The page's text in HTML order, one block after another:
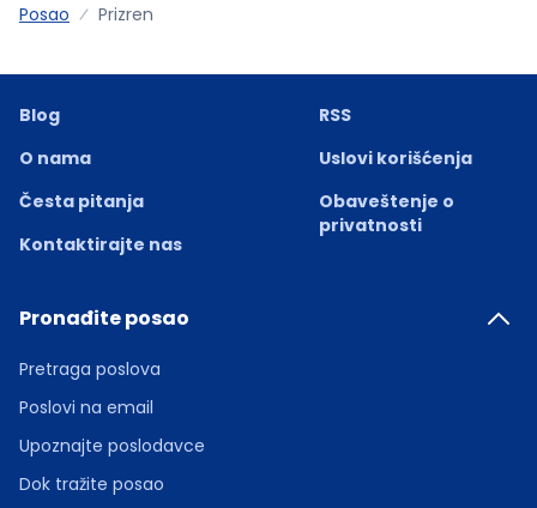
Posao Prizren
Blog
O nama
Česta pitanja
Kontaktirajte nas
RSS
Uslovi korišćenja
Obaveštenje o
privatnosti
Pronađite posao
Pretraga poslova
Poslovi na email
Upoznajte poslodavce
Dok tražite posao